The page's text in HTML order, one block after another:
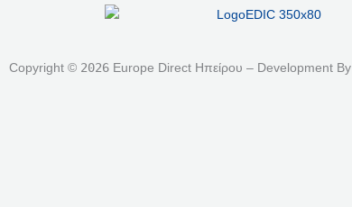
Copyright © 2026 Europe Direct Ηπείρου – Development By